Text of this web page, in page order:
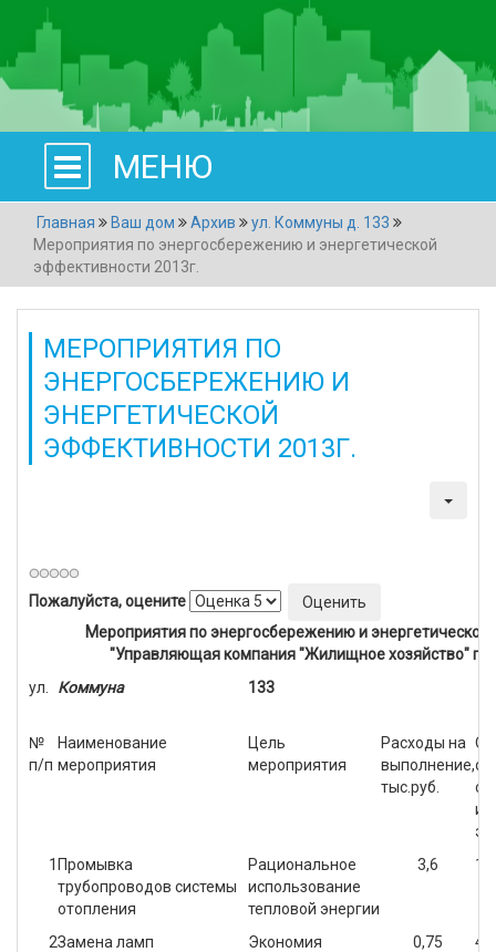
МЕНЮ
Главная Ваш дом Архив
ул. Коммуны д. 133
Мероприятия по энергосбережению и энергетической
эффективности 2013г.
МЕРОПРИЯТИЯ ПО
ЭНЕРГОСБЕРЕЖЕНИЮ И
ЭНЕРГЕТИЧЕСКОЙ
ЭФФЕКТИВНОСТИ 2013Г.
Пожалуйста, оцените
Мероприятия по энергосбережению и
"Управляющая компания "Жилищное хозяйство"
ул.
Коммуна 133
№
п/п
Наименование
мероприятия
Цель
мероприятия
Расходы на
выполнение,
тыс.руб.
1 Промывка
трубопроводов системы
отопления
Рациональное
использование
тепловой энергии
3,6
2Замена ламп
Экономия
0,75